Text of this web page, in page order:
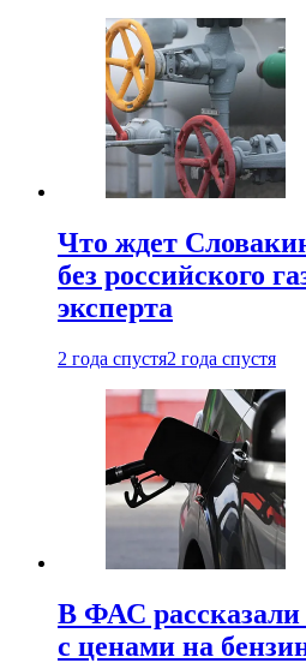
Что ждет
без российского
эксперта
2 года спустя2 года спустя
В ФАС рассказали
с ценами на